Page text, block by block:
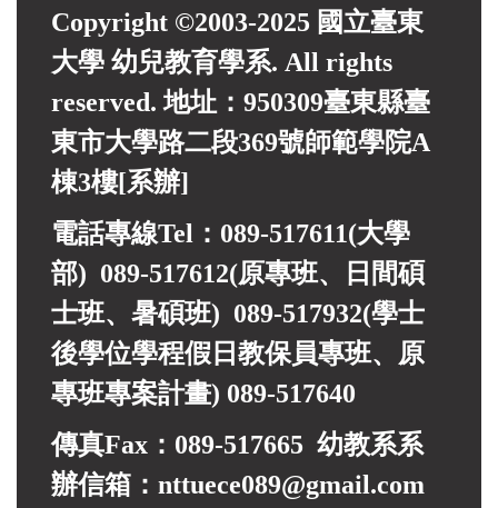
Copyright ©2003-2025 國立臺東
大學 幼兒教育學系. All rights
reserved. 地址：950309臺東縣臺
東市大學路二段369號師範學院A
棟3樓[系辦]
電話專線Tel：089-517611(大學
部) 089-517612(原專班、日間碩
士班、暑碩班) 089-517932(學士
後學位學程假日教保員專班、 原
專班專案計畫) 089-517640
傳真Fax：089-517665 幼教系系
辦信箱：nttuece089@gmail.com